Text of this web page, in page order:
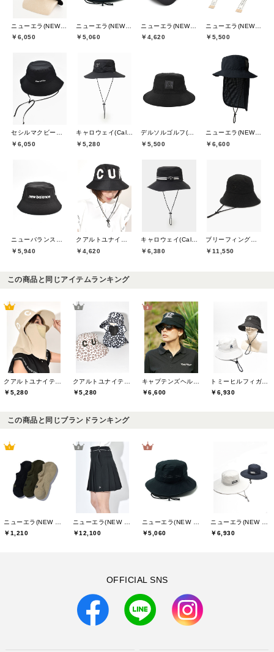
ニューエラ(NEW ERA)
￥6,050
ニューエラ(NEW ERA)
￥5,060
ニューエラ(NEW ERA)
￥4,620
ニューエラ(NEW ERA)
￥5,500
セシルマクビーグリーン(CECIL McBEE green)
￥6,050
キャロウェイ(Callaway)
￥5,280
デルソルゴルフ(DELSOL GOLF)
￥5,500
ニューエラ(NEW ERA)
￥6,600
ニューバランスゴルフ(New Balance Golf)
￥5,940
クアルトユナイテッド(CUARTO UNITED)
￥4,620
キャロウェイ(Callaway)
￥6,380
ブリーフィングゴルフ(BRIEFING GOLF)
￥11,550
この商品と同じアイテムランキング
クアルトユナイテッド(CUARTO UNITED)
￥5,280
クアルトユナイテッド(CUARTO UNITED)
￥5,280
キャプテンズヘルムゴルフ(Captains Helm Golf)
￥6,600
トミーヒルフィガーゴルフ(TOMMY HILFIGER GOLF)
￥6,930
この商品と同じブランドランキング
￥1,210
￥12,100
￥5,060
￥6,930
OFFICIAL SNS